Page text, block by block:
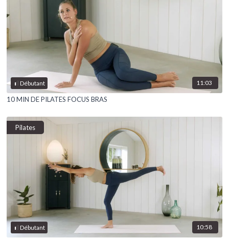
Débutant 11:03
10 MIN DE PILATES FOCUS BRAS
Débutant
Pilates
10:58